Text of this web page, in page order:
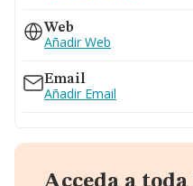
Web
Añadir Web
Email
Añadir Email